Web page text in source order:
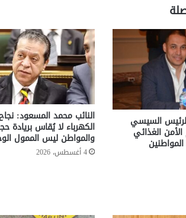
السيسي
الغذائي
النائب محمد المسعود:
الكهرباء لا يُقاس بريادة
والمواطن ليس الممول
4 أغسطس، 2026